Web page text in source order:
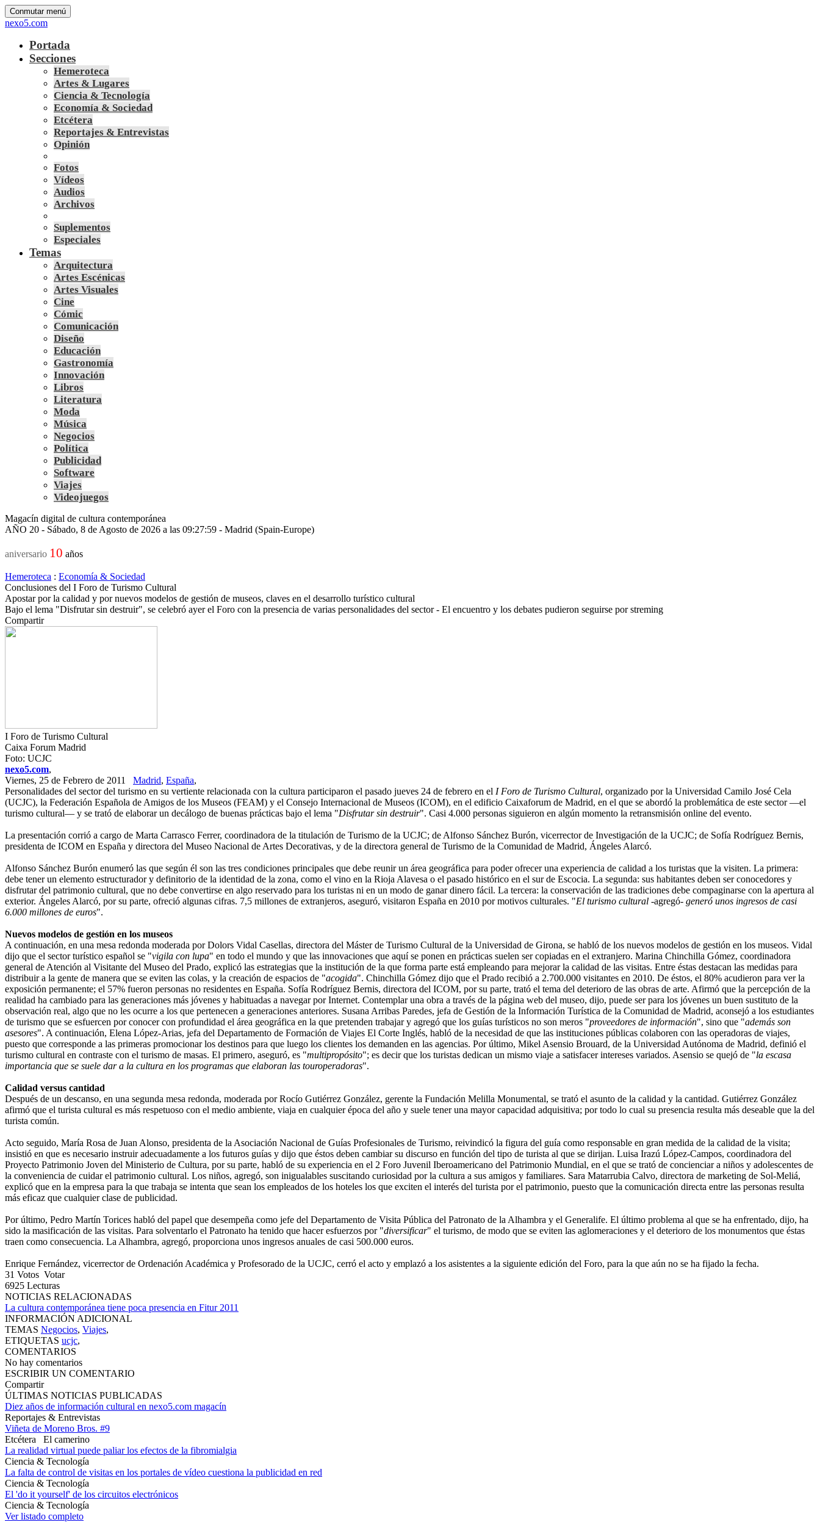
Conmutar menú
nexo5.com
Portada
Secciones
Hemeroteca
Artes & Lugares
Ciencia & Tecnología
Economía & Sociedad
Etcétera
Reportajes & Entrevistas
Opinión
Fotos
Vídeos
Audios
Archivos
Suplementos
Especiales
Temas
Arquitectura
Artes Escénicas
Artes Visuales
Cine
Cómic
Comunicación
Diseño
Educación
Gastronomía
Innovación
Libros
Literatura
Moda
Música
Negocios
Política
Publicidad
Software
Viajes
Videojuegos
Magacín digital de cultura contemporánea
AÑO 20 - Sábado, 8 de Agosto de 2026 a las 09:27:59 - Madrid (Spain-Europe)
aniversario 10 años
Hemeroteca : Economía & Sociedad
Conclusiones del I Foro de Turismo Cultural
Apostar por la calidad y por nuevos modelos de gestión de museos, claves en el desarrollo turístico cultural
Bajo el lema "Disfrutar sin destruir", se celebró ayer el Foro con la presencia de varias personalidades del sector - El encuentro y los debates pudieron seguirse por streming
Compartir
I Foro de Turismo Cultural
Caixa Forum Madrid
Foto: UCJC
nexo5.com,
Viernes, 25 de Febrero de 2011 Madrid, España,
Personalidades del sector del turismo en su vertiente relacionada con la cultura participaron el pasado jueves 24 de febrero en el I Foro de Turismo Cultural, organizado por la Universidad Camilo José Cela
(UCJC), la Federación Española de Amigos de los Museos (FEAM) y el Consejo Internacional de Museos (ICOM), en el edificio Caixaforum de Madrid, en el que se abordó la problemática de este sector —el
turismo cultural— y se trató de elaborar un decálogo de buenas prácticas bajo el lema "Disfrutar sin destruir". Casi 4.000 personas siguieron en algún momento la retransmisión online del evento.
La presentación corrió a cargo de Marta Carrasco Ferrer, coordinadora de la titulación de Turismo de la UCJC; de Alfonso Sánchez Burón, vicerrector de Investigación de la UCJC; de Sofía Rodríguez Bernis,
presidenta de ICOM en España y directora del Museo Nacional de Artes Decorativas, y de la directora general de Turismo de la Comunidad de Madrid, Ángeles Alarcó.
Alfonso Sánchez Burón enumeró las que según él son las tres condiciones principales que debe reunir un área geográfica para poder ofrecer una experiencia de calidad a los turistas que la visiten. La primera:
debe tener un elemento estructurador y definitorio de la identidad de la zona, como el vino en la Rioja Alavesa o el pasado histórico en el sur de Escocia. La segunda: sus habitantes deben ser conocedores y
disfrutar del patrimonio cultural, que no debe convertirse en algo reservado para los turistas ni en un modo de ganar dinero fácil. La tercera: la conservación de las tradiciones debe compaginarse con la apertura al
exterior. Ángeles Alarcó, por su parte, ofreció algunas cifras. 7,5 millones de extranjeros, aseguró, visitaron España en 2010 por motivos culturales. "El turismo cultural -agregó- generó unos ingresos de casi
6.000 millones de euros".
Nuevos modelos de gestión en los museos
A continuación, en una mesa redonda moderada por Dolors Vidal Casellas, directora del Máster de Turismo Cultural de la Universidad de Girona, se habló de los nuevos modelos de gestión en los museos. Vidal
dijo que el sector turístico español se "vigila con lupa" en todo el mundo y que las innovaciones que aquí se ponen en prácticas suelen ser copiadas en el extranjero. Marina Chinchilla Gómez, coordinadora
general de Atención al Visitante del Museo del Prado, explicó las estrategias que la institución de la que forma parte está empleando para mejorar la calidad de las visitas. Entre éstas destacan las medidas para
distribuir a la gente de manera que se eviten las colas, y la creación de espacios de "acogida". Chinchilla Gómez dijo que el Prado recibió a 2.700.000 visitantes en 2010. De éstos, el 80% acudieron para ver la
exposición permanente; el 57% fueron personas no residentes en España. Sofía Rodríguez Bernis, directora del ICOM, por su parte, trató el tema del deterioro de las obras de arte. Afirmó que la percepción de la
realidad ha cambiado para las generaciones más jóvenes y habituadas a navegar por Internet. Contemplar una obra a través de la página web del museo, dijo, puede ser para los jóvenes un buen sustituto de la
observación real, algo que no les ocurre a los que pertenecen a generaciones anteriores. Susana Arribas Paredes, jefa de Gestión de la Información Turística de la Comunidad de Madrid, aconsejó a los estudiantes
de turismo que se esfuercen por conocer con profundidad el área geográfica en la que pretenden trabajar y agregó que los guías turísticos no son meros "proveedores de información", sino que "además son
asesores". A continuación, Elena López-Arias, jefa del Departamento de Formación de Viajes El Corte Inglés, habló de la necesidad de que las instituciones públicas colaboren con las operadoras de viajes,
puesto que corresponde a las primeras promocionar los destinos para que luego los clientes los demanden en las agencias. Por último, Mikel Asensio Brouard, de la Universidad Autónoma de Madrid, definió el
turismo cultural en contraste con el turismo de masas. El primero, aseguró, es "multipropósito"; es decir que los turistas dedican un mismo viaje a satisfacer intereses variados. Asensio se quejó de "la escasa
importancia que se suele dar a la cultura en los programas que elaboran las touroperadoras".
Calidad versus cantidad
Después de un descanso, en una segunda mesa redonda, moderada por Rocío Gutiérrez González, gerente la Fundación Melilla Monumental, se trató el asunto de la calidad y la cantidad. Gutiérrez González
afirmó que el turista cultural es más respetuoso con el medio ambiente, viaja en cualquier época del año y suele tener una mayor capacidad adquisitiva; por todo lo cual su presencia resulta más deseable que la del
turista común.
Acto seguido, María Rosa de Juan Alonso, presidenta de la Asociación Nacional de Guías Profesionales de Turismo, reivindicó la figura del guía como responsable en gran medida de la calidad de la visita;
insistió en que es necesario instruir adecuadamente a los futuros guías y dijo que éstos deben cambiar su discurso en función del tipo de turista al que se dirijan. Luisa Irazú López-Campos, coordinadora del
Proyecto Patrimonio Joven del Ministerio de Cultura, por su parte, habló de su experiencia en el 2 Foro Juvenil Iberoamericano del Patrimonio Mundial, en el que se trató de concienciar a niños y adolescentes de
la conveniencia de cuidar el patrimonio cultural. Los niños, agregó, son inigualables suscitando curiosidad por la cultura a sus amigos y familiares. Sara Matarrubia Calvo, directora de marketing de Sol-Meliá,
explicó que en la empresa para la que trabaja se intenta que sean los empleados de los hoteles los que exciten el interés del turista por el patrimonio, puesto que la comunicación directa entre las personas resulta
más eficaz que cualquier clase de publicidad.
Por último, Pedro Martín Torices habló del papel que desempeña como jefe del Departamento de Visita Pública del Patronato de la Alhambra y el Generalife. El último problema al que se ha enfrentado, dijo, ha
sido la masificación de las visitas. Para solventarlo el Patronato ha tenido que hacer esfuerzos por "diversificar" el turismo, de modo que se eviten las aglomeraciones y el deterioro de los monumentos que éstas
traen como consecuencia. La Alhambra, agregó, proporciona unos ingresos anuales de casi 500.000 euros.
Enrique Fernández, vicerrector de Ordenación Académica y Profesorado de la UCJC, cerró el acto y emplazó a los asistentes a la siguiente edición del Foro, para la que aún no se ha fijado la fecha.
31 Votos Votar
6925 Lecturas
NOTICIAS RELACIONADAS
La cultura contemporánea tiene poca presencia en Fitur 2011
INFORMACIÓN ADICIONAL
TEMAS Negocios, Viajes,
ETIQUETAS ucjc,
COMENTARIOS
No hay comentarios
ESCRIBIR UN COMENTARIO
Compartir
ÚLTIMAS NOTICIAS PUBLICADAS
Diez años de información cultural en nexo5.com magacín
Reportajes & Entrevistas
Viñeta de Moreno Bros. #9
Etcétera
El camerino
La realidad virtual puede paliar los efectos de la fibromialgia
Ciencia & Tecnología
La falta de control de visitas en los portales de vídeo cuestiona la publicidad en red
Ciencia & Tecnología
El 'do it yourself' de los circuitos electrónicos
Ciencia & Tecnología
Ver listado completo